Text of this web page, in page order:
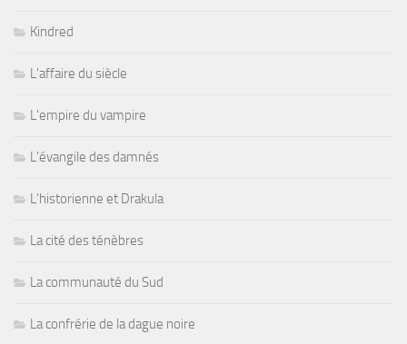
Kindred
L'affaire du siècle
L'empire du vampire
L'évangile des damnés
L'historienne et Drakula
La cité des ténèbres
La communauté du Sud
La confrérie de la dague noire